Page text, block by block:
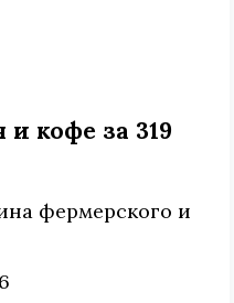
кофе за 319
фермерского и